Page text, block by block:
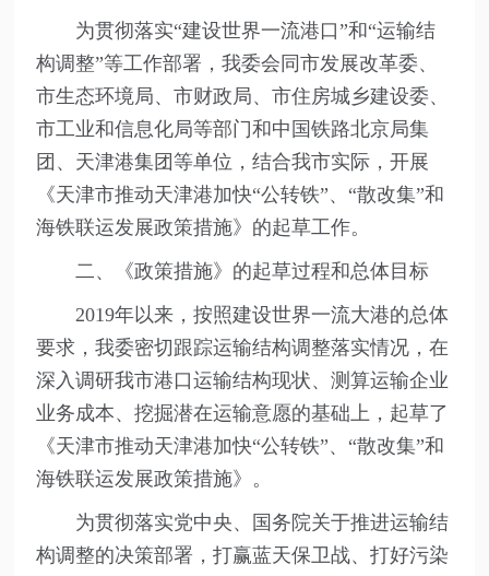
为贯彻落实“建设世界一流港口”和“运输结
构调整”等工作部署，我委会同市发展改革委、
市生态环境局、市财政局、市住房城乡建设委、
市工业和信息化局等部门和中国铁路北京局集
团、天津港集团等单位，结合我市实际，开展
《天津市推动天津港加快“公转铁”、“散改集”和
海铁联运发展政策措施》的起草工作。
二、《政策措施》的起草过程和总体目标
2019年以来，按照建设世界一流大港的总体
要求，我委密切跟踪运输结构调整落实情况，在
深入调研我市港口运输结构现状、测算运输企业
业务成本、挖掘潜在运输意愿的基础上，起草了
《天津市推动天津港加快“公转铁”、“散改集”和
海铁联运发展政策措施》。
为贯彻落实党中央、国务院关于推进运输结
构调整的决策部署，打赢蓝天保卫战、打好污染